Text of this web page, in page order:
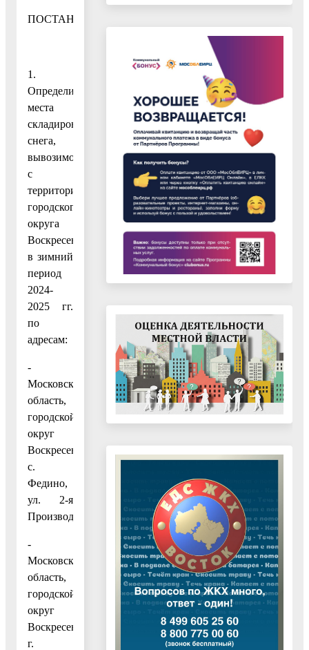
ПОСТАНОВЛЯЮ:
1.
Определить
места
складирования
снега,
вывозимого
с
территории
городского
округа
Воскресенск
в зимний
период
2024-
2025 гг.
по
адресам:
-
Московская
область,
городской
округ
Воскресенск,
с.
Федино,
ул. 2-я
Производственная;
-
Московская
область,
городской
округ
Воскресенск,
г.